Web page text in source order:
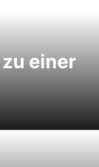
einer